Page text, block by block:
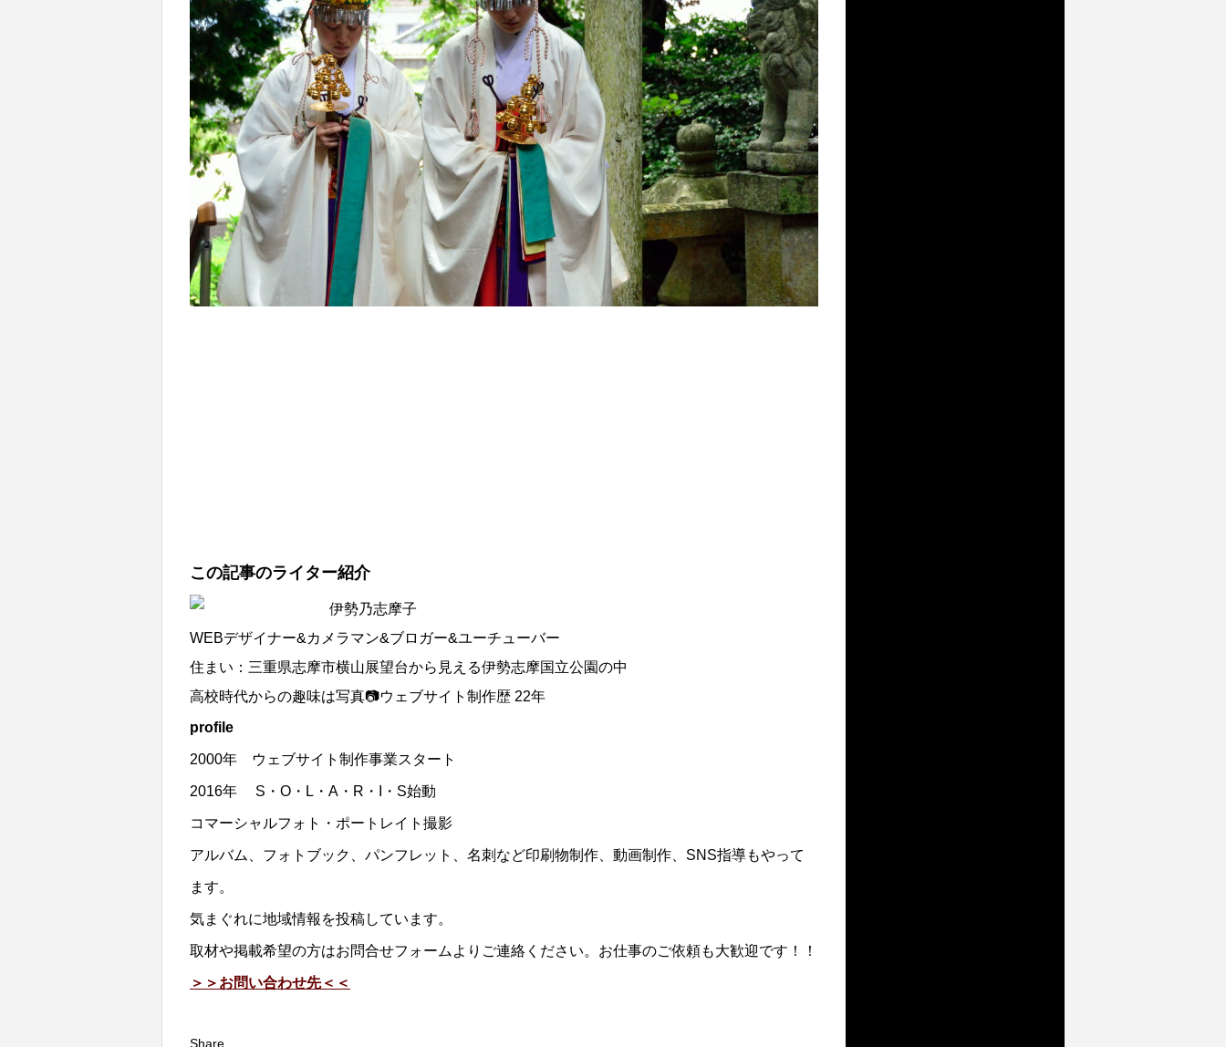
この記事のライター紹介
伊勢乃志摩子
WEBデザイナー&カメラマン&ブロガー&ユーチューバー
住まい：三重県志摩市横山展望台から見える伊勢志摩国立公園の中
高校時代からの趣味は写真📷ウェブサイト制作歴 22年
profile
2000年 ウェブサイト制作事業スタート
2016年 S・O・L・A・R・I・S始動
コマーシャルフォト・ポートレイト撮影
アルバム、フォトブック、パンフレット、名刺など印刷物制作、動画制作、SNS指導もやって
ます。
気まぐれに地域情報を投稿しています。
取材や掲載希望の方はお問合せフォームよりご連絡ください。お仕事のご依頼も大歓迎です！！
＞＞お問い合わせ先＜＜
Share